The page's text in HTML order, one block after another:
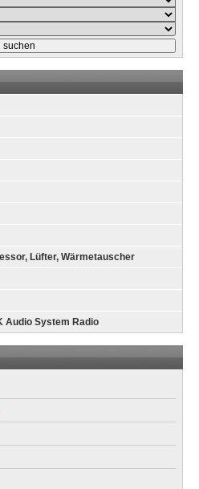
Lüfter, Wärmetauscher
Audio System Radio